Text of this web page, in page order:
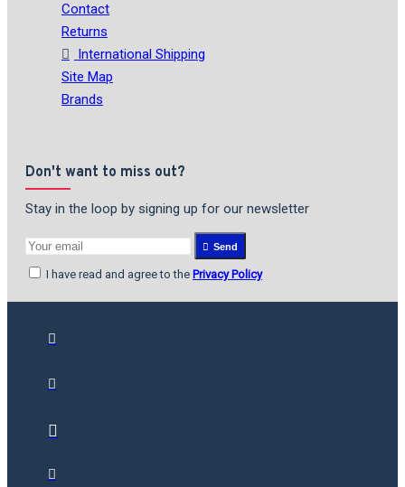
Contact
Returns
International Shipping
Site Map
Brands
Don't want to miss out?
Stay in the loop by signing up for our newsletter
Send
I have read and agree to the Privacy Policy